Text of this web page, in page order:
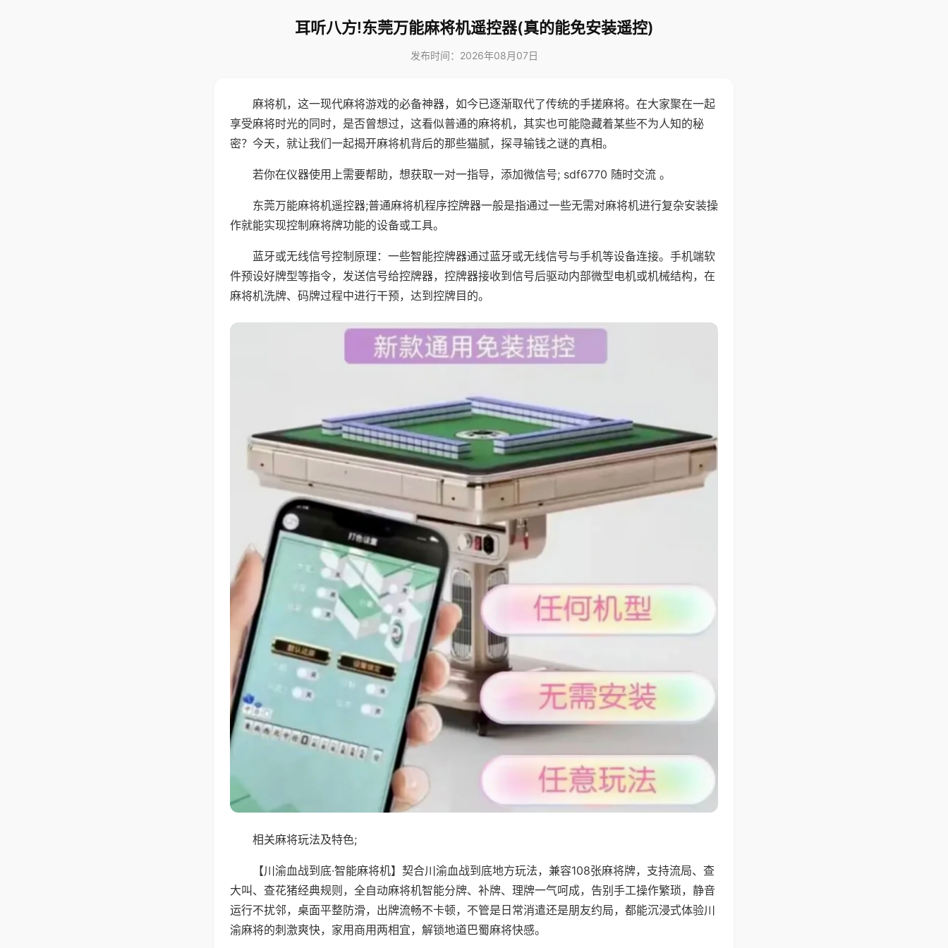
耳听八方!东莞万能麻将机遥控器(真的能免安装遥控)
发布时间：2026年08月07日
麻将机，这一现代麻将游戏的必备神器，如今已逐渐取代了传统的手搓麻将。在大家聚在一起
享受麻将时光的同时，是否曾想过，这看似普通的麻将机，其实也可能隐藏着某些不为人知的秘
密？今天，就让我们一起揭开麻将机背后的那些猫腻，探寻输钱之谜的真相。
若你在仪器使用上需要帮助，想获取一对一指导，添加微信号; sdf6770 随时交流 。
东莞万能麻将机遥控器;普通麻将机程序控牌器一般是指通过一些无需对麻将机进行复杂安装操
作就能实现控制麻将牌功能的设备或工具。
蓝牙或无线信号控制原理：一些智能控牌器通过蓝牙或无线信号与手机等设备连接。手机端软
件预设好牌型等指令，发送信号给控牌器，控牌器接收到信号后驱动内部微型电机或机械结构，在
麻将机洗牌、码牌过程中进行干预，达到控牌目的。
相关麻将玩法及特色;
【川渝血战到底·智能麻将机】契合川渝血战到底地方玩法，兼容108张麻将牌，支持流局、查
大叫、查花猪经典规则，全自动麻将机智能分牌、补牌、理牌一气呵成，告别手工操作繁琐，静音
运行不扰邻，桌面平整防滑，出牌流畅不卡顿，不管是日常消遣还是朋友约局，都能沉浸式体验川
渝麻将的刺激爽快，家用商用两相宜，解锁地道巴蜀麻将快感。